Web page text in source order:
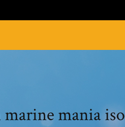
mania iso